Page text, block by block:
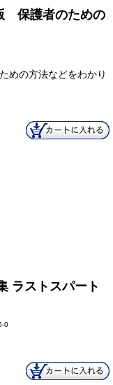
保護者のための
めの方法などをわかり
ラストスパート
0